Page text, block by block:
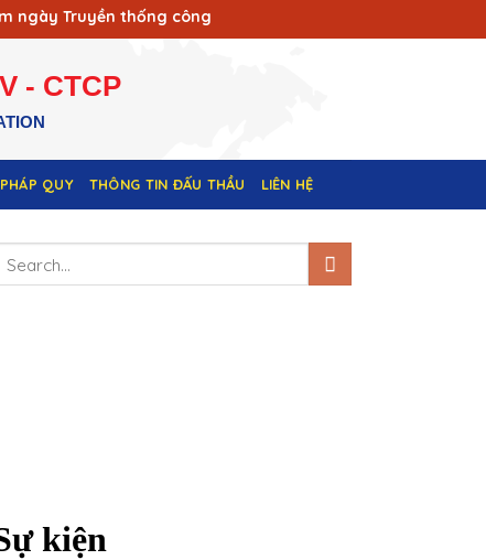
Truyền thống công nhân Vùng mỏ - Truyền thống ngành
- CTCP
QUY THÔNG TIN ĐẤU THẦU LIÊN HỆ
kiện